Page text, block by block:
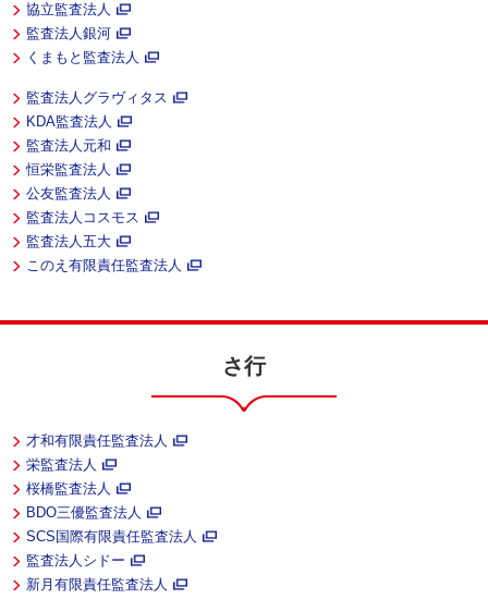
協立監査法人
監査法人銀河
くまもと監査法人
監査法人グラヴィタス
KDA監査法人
監査法人元和
恒栄監査法人
公友監査法人
監査法人コスモス
監査法人五大
このえ有限責任監査法人
さ行
才和有限責任監査法人
栄監査法人
桜橋監査法人
BDO三優監査法人
SCS国際有限責任監査法人
監査法人シドー
新月有限責任監査法人